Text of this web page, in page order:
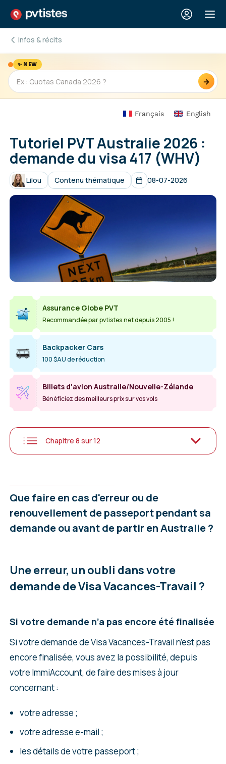
Infos & récits
✨ NEW
→
Français English
Tutoriel PVT Australie 2026 :
demande du visa 417 (WHV)
Lilou Contenu thématique 08-07-2026
Assurance Globe PVT
Recommandée par pvtistes.net depuis 2005 !
Backpacker Cars
100 $AU de réduction
Billets d'avion Australie/Nouvelle-Zélande
Bénéficiez des meilleurs prix sur vos vols
Chapitre 8 sur 12
Que faire en cas d'erreur ou de
renouvellement de passeport pendant sa
demande ou avant de partir en Australie ?
Une erreur, un oubli dans votre
demande de Visa Vacances-Travail ?
Si votre demande n’a pas encore été finalisée
Si votre demande de Visa Vacances-Travail n’est pas
encore finalisée, vous avez la possibilité, depuis
votre ImmiAccount, de faire des mises à jour
concernant :
votre adresse ;
votre adresse e-mail ;
les détails de votre passeport ;